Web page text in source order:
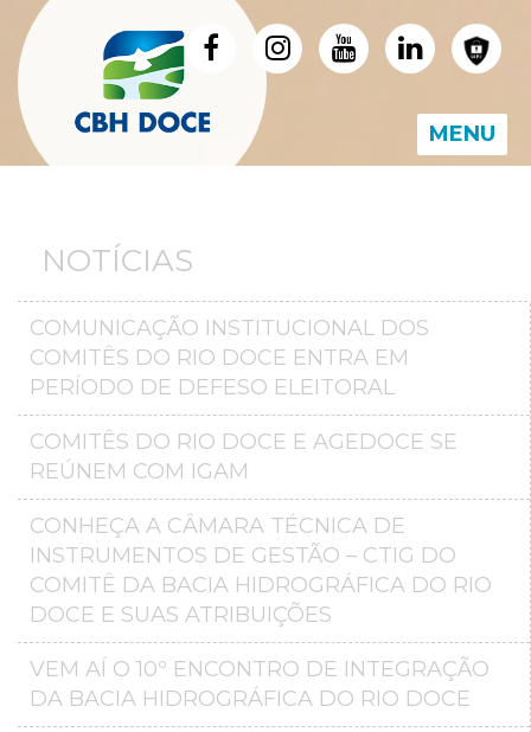
MENU
NOTÍCIAS
COMUNICAÇÃO INSTITUCIONAL DOS
COMITÊS DO RIO DOCE ENTRA EM
PERÍODO DE DEFESO ELEITORAL
COMITÊS DO RIO DOCE E AGEDOCE SE
REÚNEM COM IGAM
CONHEÇA A CÂMARA TÉCNICA DE
INSTRUMENTOS DE GESTÃO – CTIG DO
COMITÊ DA BACIA HIDROGRÁFICA DO RIO
DOCE E SUAS ATRIBUIÇÕES
VEM AÍ O 10º ENCONTRO DE INTEGRAÇÃO
DA BACIA HIDROGRÁFICA DO RIO DOCE